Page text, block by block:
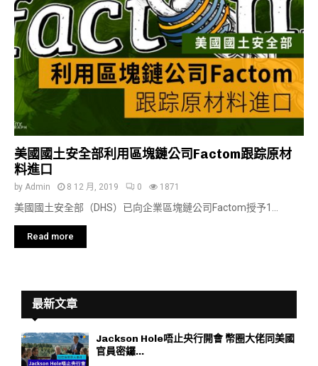
美國國土安全部利用區塊鏈公司Factom跟踪原材
料進口
by Admin 8 12 月, 2019 0 1871
美國國土安全部（DHS）已向企業區塊鏈公司Factom授予1...
Read more
最新文章
Jackson Hole唔止央行開會 幣圈大佬同美國
官員密鑼...